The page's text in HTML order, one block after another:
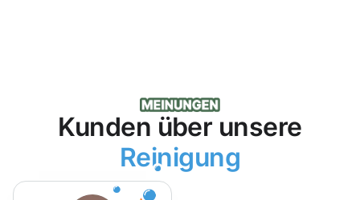
Kunden über unsere
Reinigung